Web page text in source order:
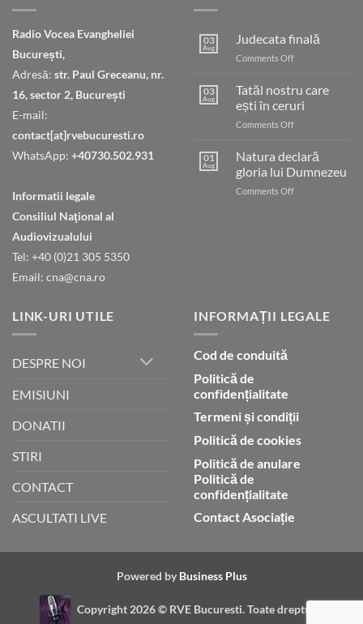
Radio Vocea Evangheliei
București,
Adresă: str. Paul Greceanu, nr.
16, sector 2, București
E-mail:
contact[at]rvebucuresti.ro
WhatsApp: +40730.502.931
Informatii legale
Consiliul Naţional al
Audiovizualului
Tel: +40 (0)21 305 5350
Email: cna@cna.ro
03
Aug
Judecata finală
Comments Offon
03
Aug
Tatăl nostru care
ești în ceruri
Comments Offon
nostru
care
ești
în
01
Aug
Natura declară
gloria lui Dumnezeu
Comments Offon
LINK-URI UTILE
DESPRE NOI
EMISIUNI
DONATII
STIRI
CONTACT
ASCULTATI LIVE
INFORMAȚII LEGALE
Cod de conduită
Politică de
confidențialitate
Termeni și condiții
Politică de cookies
Politică de anulare
Politică de
confidențialitate
Contact Asociație
Powered by Business Plus
Copyright 2026 © RVE Bucuresti. Toate drepturile